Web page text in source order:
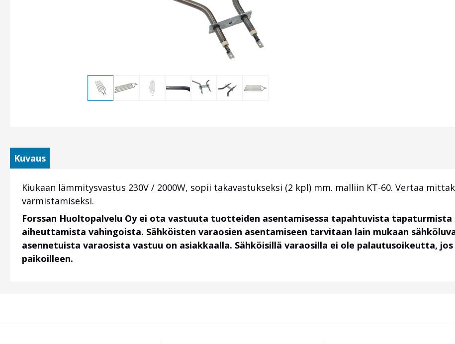
Kuvaus
Kiukaan lämmitysvastus 230V / 2000W, sopii takavastukseksi (2 kpl) mm. malliin KT-60. Vertaa
varmistamiseksi.
Forssan Huoltopalvelu Oy ei ota vastuuta tuotteiden asentamisessa tapahtuvista
aiheuttamista vahingoista. Sähköisten varaosien asentamiseen tarvitaan lain mukaan
asennetuista varaosista vastuu on asiakkaalla. Sähköisillä varaosilla ei ole palautusoikeutta,
paikoilleen.